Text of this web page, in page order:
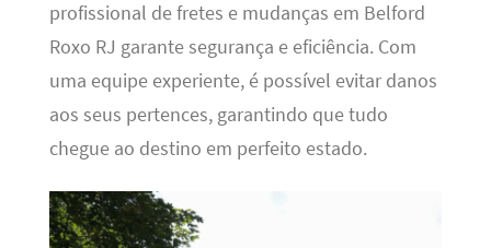
profissional de fretes e mudanças em Belford
Roxo RJ garante segurança e eficiência. Com
uma equipe experiente, é possível evitar danos
aos seus pertences, garantindo que tudo
chegue ao destino em perfeito estado.